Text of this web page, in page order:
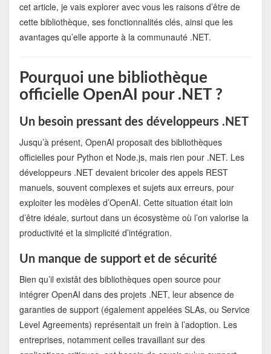
cet article, je vais explorer avec vous les raisons d’être de
cette bibliothèque, ses fonctionnalités clés, ainsi que les
avantages qu’elle apporte à la communauté .NET.
Pourquoi une bibliothèque
officielle OpenAI pour .NET ?
Un besoin pressant des développeurs .NET
Jusqu’à présent, OpenAI proposait des bibliothèques
officielles pour Python et Node.js, mais rien pour .NET. Les
développeurs .NET devaient bricoler des appels REST
manuels, souvent complexes et sujets aux erreurs, pour
exploiter les modèles d’OpenAI. Cette situation était loin
d’être idéale, surtout dans un écosystème où l’on valorise la
productivité et la simplicité d’intégration.
Un manque de support et de sécurité
Bien qu’il existât des bibliothèques open source pour
intégrer OpenAI dans des projets .NET, leur absence de
garanties de support (également appelées SLAs, ou Service
Level Agreements) représentait un frein à l’adoption. Les
entreprises, notamment celles travaillant sur des